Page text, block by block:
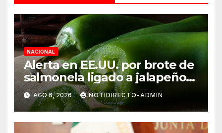
NACIONAL
Alerta en EE.UU. por brote de
salmonela ligado a jalapeños
mexicanos; reportan 345
casos
AGO 6, 2026 NOTIDIRECTO-ADMIN